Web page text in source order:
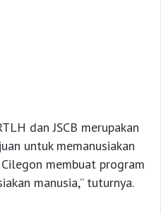
dan JSCB merupakan
untuk memanusiakan
membuat program
manusia,” tuturnya.